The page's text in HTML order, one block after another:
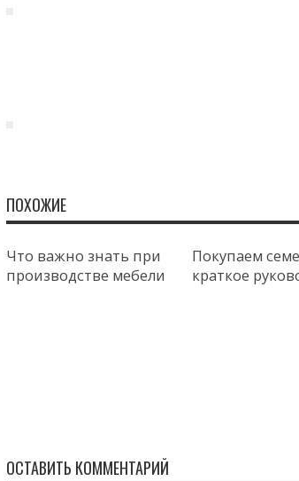
ПОХОЖИЕ
Что важно знать при
производстве мебели
Покупаем
краткое
ОСТАВИТЬ КОММЕНТАРИЙ